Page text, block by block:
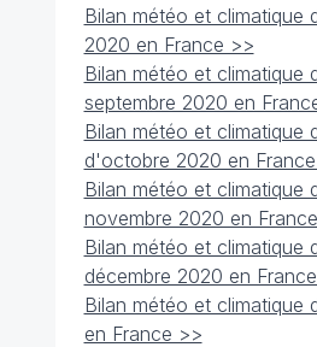
Bilan météo et climatique
2020 en France >>
Bilan météo et climatique
septembre 2020 en
Bilan météo et climatique
d'octobre 2020 en
Bilan météo et climatique
novembre 2020 en
Bilan météo et climatique
décembre 2020 en
Bilan météo et climatique
en France >>